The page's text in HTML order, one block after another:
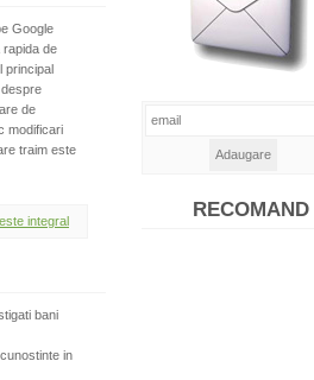
Google
rapida de
principal
de
modificari
traim este
integral
bani
in
RECOMAND